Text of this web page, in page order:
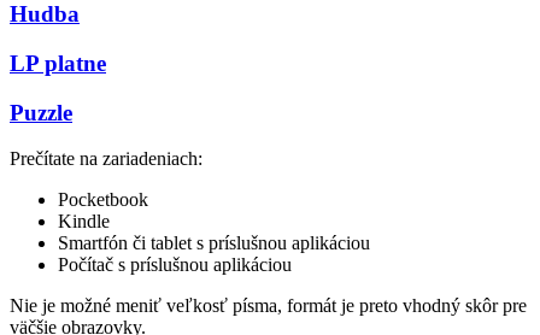
Hudba
LP platne
Puzzle
Prečítate na zariadeniach:
Pocketbook
Kindle
Smartfón či tablet s príslušnou aplikáciou
Počítač s príslušnou aplikáciou
Nie je možné meniť veľkosť písma, formát je preto vhodný skôr pre
väčšie obrazovky.